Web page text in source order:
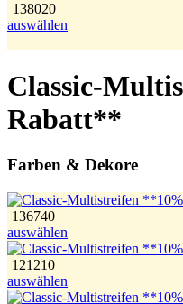
138020
auswählen
Classic-
Rabatt**
Farben & Dekore
136740
auswählen
121210
auswählen